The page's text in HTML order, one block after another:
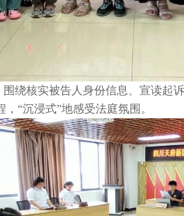
绕核实被告人身份信息、宣读起
“沉浸式”地感受法庭氛围。